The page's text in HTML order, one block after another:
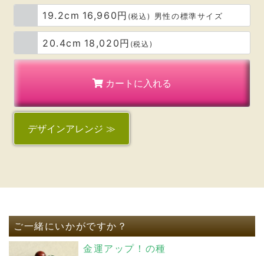
その後、何社か受けて
縁が繋がらなかったりはしたものの、
結果的に無事、次の仕事先が見つかり、
スタートすることが決定いたしました！
ホッとしたのもありますが、
トントン拍子に話が進み、
面接した日に採用が決定したのは、
もちろん、一緒に力を貸してくれた
ストラップたちにも感謝！
19.2cm 16,960円 (税込) 男性の標準サイズ
20.4cm 18,020円 (税込)
カートに入れる
デザインアレンジ ≫
ご一緒にいかがですか？
金運アップ！の種